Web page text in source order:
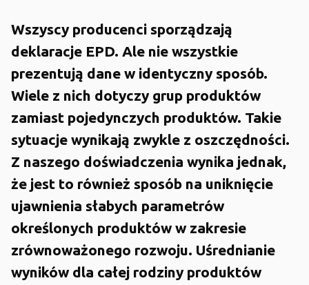
Wszyscy producenci sporządzają
deklaracje EPD. Ale nie wszystkie
prezentują dane w identyczny sposób.
Wiele z nich dotyczy grup produktów
zamiast pojedynczych produktów. Takie
sytuacje wynikają zwykle z oszczędności.
Z naszego doświadczenia wynika jednak,
że jest to również sposób na uniknięcie
ujawnienia słabych parametrów
określonych produktów w zakresie
zrównoważonego rozwoju. Uśrednianie
wyników dla całej rodziny produktów